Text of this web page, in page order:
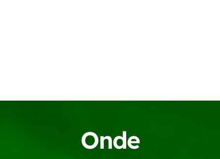
Onde